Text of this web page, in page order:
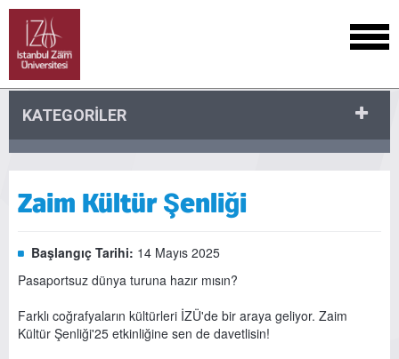
KATEGORİLER
Zaim Kültür Şenliği
Başlangıç Tarihi: 14 Mayıs 2025
Pasaportsuz dünya turuna hazır mısın?
Farklı coğrafyaların kültürleri İZÜ'de bir araya geliyor. Zaim
Kültür Şenliği'25 etkinliğine sen de davetlisin!